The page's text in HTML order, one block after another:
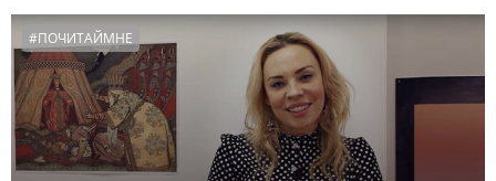
#ПОЧИТАЙМНЕ